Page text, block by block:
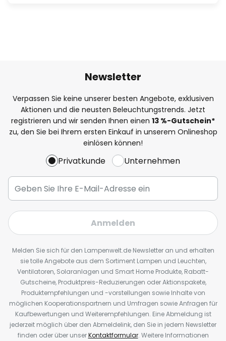
Newsletter
Verpassen Sie keine unserer besten Angebote, exklusiven
Aktionen und die neusten Beleuchtungstrends. Jetzt
registrieren und wir senden Ihnen einen 13 %-Gutschein*
zu, den Sie bei Ihrem ersten Einkauf in unserem Onlineshop
einlösen können!
Privatkunde Unternehmen
Anmelden
Melden Sie sich für den Lampenwelt.de Newsletter an und erhalten
sie tolle Angebote aus dem Sortiment Lampen und Leuchten,
Ventilatoren, Solaranlagen und Smart Home Produkte, Rabatt-
Gutscheine, Produktpreis-Reduzierungen oder Aktionspakete,
Produktempfehlungen und -vorstellungen sowie Inhalte von
möglichen Kooperationspartnern und Umfragen sowie Anfragen für
Kaufbewertungen und Weiterempfehlungen. Eine Abmeldung ist
jederzeit möglich über den Abmeldelink, den Sie in jedem Newsletter
finden oder über unserKontaktformular. Weitere Informationen